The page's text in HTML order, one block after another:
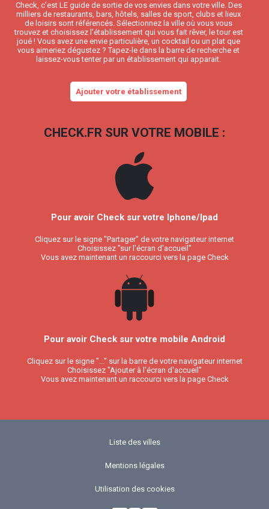
Check, c’est LE guide de sortie de vos envies dans votre ville. Des
milliers de restaurants, bars, hôtels, salles de sport, clubs et lieux
de loisirs sont référencés. Sélectionnez la ville où vous vous
trouvez et choisissez l’établissement qui vous fait rêver, le tour est
joué ! Vous avez une envie particulière, un cocktail ou un plat que
vous aimeriez dégustez ? Tapez-le dans la barre de recherche et
laissez-vous tenter par un établissement qui apparait.
Ajouter votre établissement
CHECK.FR SUR VOTRE MOBILE :
Pour avoir Check sur votre Iphone/Ipad
Cliquez sur le signe "Partager" de votre navigateur internet
Choisissez "sur l'écran d'accueil"
Vous avez maintenant un raccourci vers la page Check
Pour avoir Check sur votre mobile Android
Cliquez sur le signe "..." sur la barre de votre navigateur internet
Choisissez "Ajouter à l'écran d'accueil"
Vous avez maintenant un raccourci vers la page Check
Liste des villes
Mentions légales
Utilisation des cookies